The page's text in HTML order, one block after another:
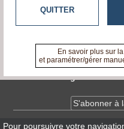
Contactez-nous
A propos de tvlocale.fr
Devenir délégué
S'abonner à
Pour poursuivre votre
QUITTER
En savoir plus sur
et paramétrer/gérer